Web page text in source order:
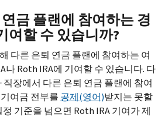
금 플랜에 참여하는 경
여할 수 있습니까?
다른 은퇴 연금 플랜에 참여하는 여
나 Roth IRA에 기여할 수 있습니다. 다
장에서 다른 은퇴 연금 플랜에 참여
여금 전부를 공제(영어)받지는 못할
기준을 넘으면 Roth IRA 기여가 제